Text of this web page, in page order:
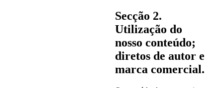
Secção 2.
Utilização do
nosso conteúdo;
diretos de autor e
marca comercial.